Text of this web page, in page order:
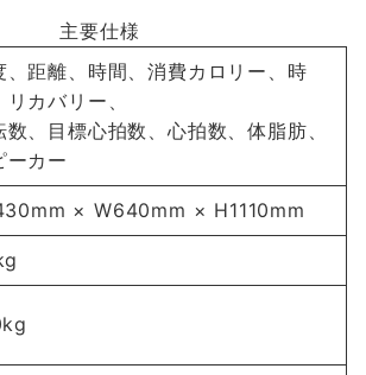
主要仕様
、距離、時間、消費カロリー、時
リカバリー、
数、目標心拍数、心拍数、体脂肪、
ーカー
× W640mm × H1110mm